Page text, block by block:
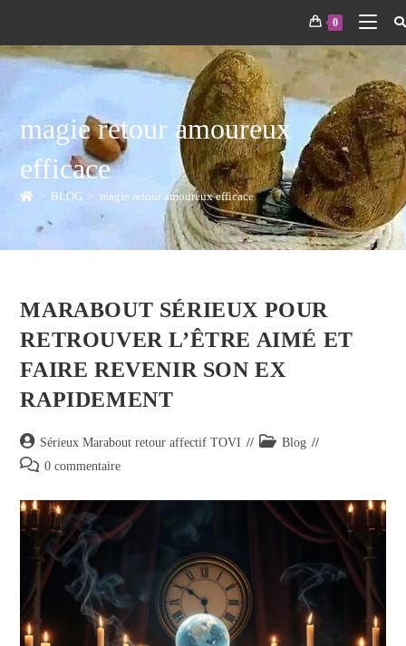
0
magie retour amoureux
efficace
> BLOG > magie retour amoureux efficace
MARABOUT SÉRIEUX POUR
RETROUVER L’ÊTRE AIMÉ ET
FAIRE REVENIR SON EX
RAPIDEMENT
Sérieux Marabout retour affectif TOVI
Blog
0 commentaire